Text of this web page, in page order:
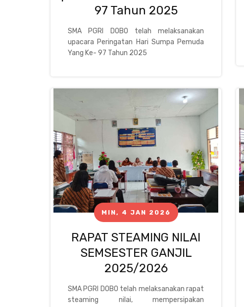
97 Tahun 2025
SMA PGRI DOBO telah melaksanakan
upacara Peringatan Hari Sumpa Pemuda
Yang Ke- 97 Tahun 2025
MIN, 4 JAN 2026
RAPAT STEAMING NILAI
SEMSESTER GANJIL
2025/2026
SMA PGRI DOBO telah melaksanakan rapat
steaming nilai, mempersipakan